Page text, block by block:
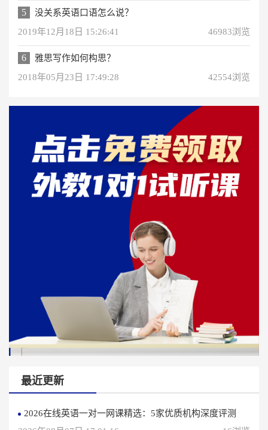
5
没关系英语口语怎么说？
2019年12月18日 15:26:41
46983浏览
6
雅思写作如何构思？
2018年05月23日 17:49:28
42554浏览
最近更新
2026在线英语一对一网课精选：5家优质机构深度评测